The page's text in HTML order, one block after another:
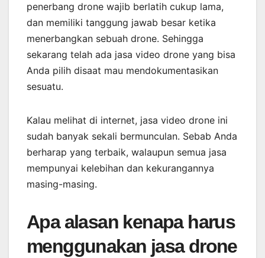
penerbang drone wajib berlatih cukup lama,
dan memiliki tanggung jawab besar ketika
menerbangkan sebuah drone. Sehingga
sekarang telah ada jasa video drone yang bisa
Anda pilih disaat mau mendokumentasikan
sesuatu.
Kalau melihat di internet, jasa video drone ini
sudah banyak sekali bermunculan. Sebab Anda
berharap yang terbaik, walaupun semua jasa
mempunyai kelebihan dan kekurangannya
masing-masing.
Apa alasan kenapa harus
menggunakan jasa drone